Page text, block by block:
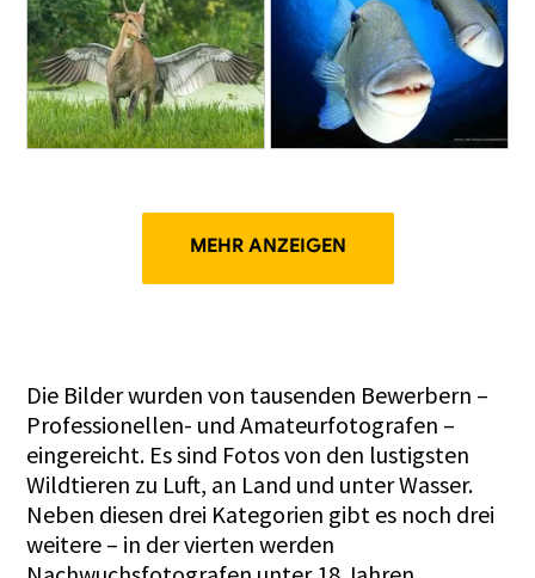
MEHR ANZEIGEN
Die Bilder wurden von tausenden Bewerbern –
Professionellen- und Amateurfotografen –
eingereicht. Es sind Fotos von den lustigsten
Wildtieren zu Luft, an Land und unter Wasser.
Neben diesen drei Kategorien gibt es noch drei
weitere – in der vierten werden